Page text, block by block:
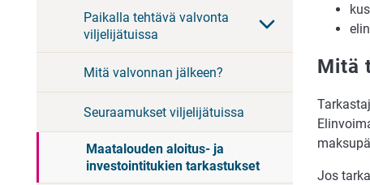
Paikalla tehtävä valvonta
viljelijätuissa
Mitä valvonnan jälkeen?
Seuraamukset viljelijätuissa
Maatalouden aloitus- ja
investointitukien tarkastukset
Mitä
Jos